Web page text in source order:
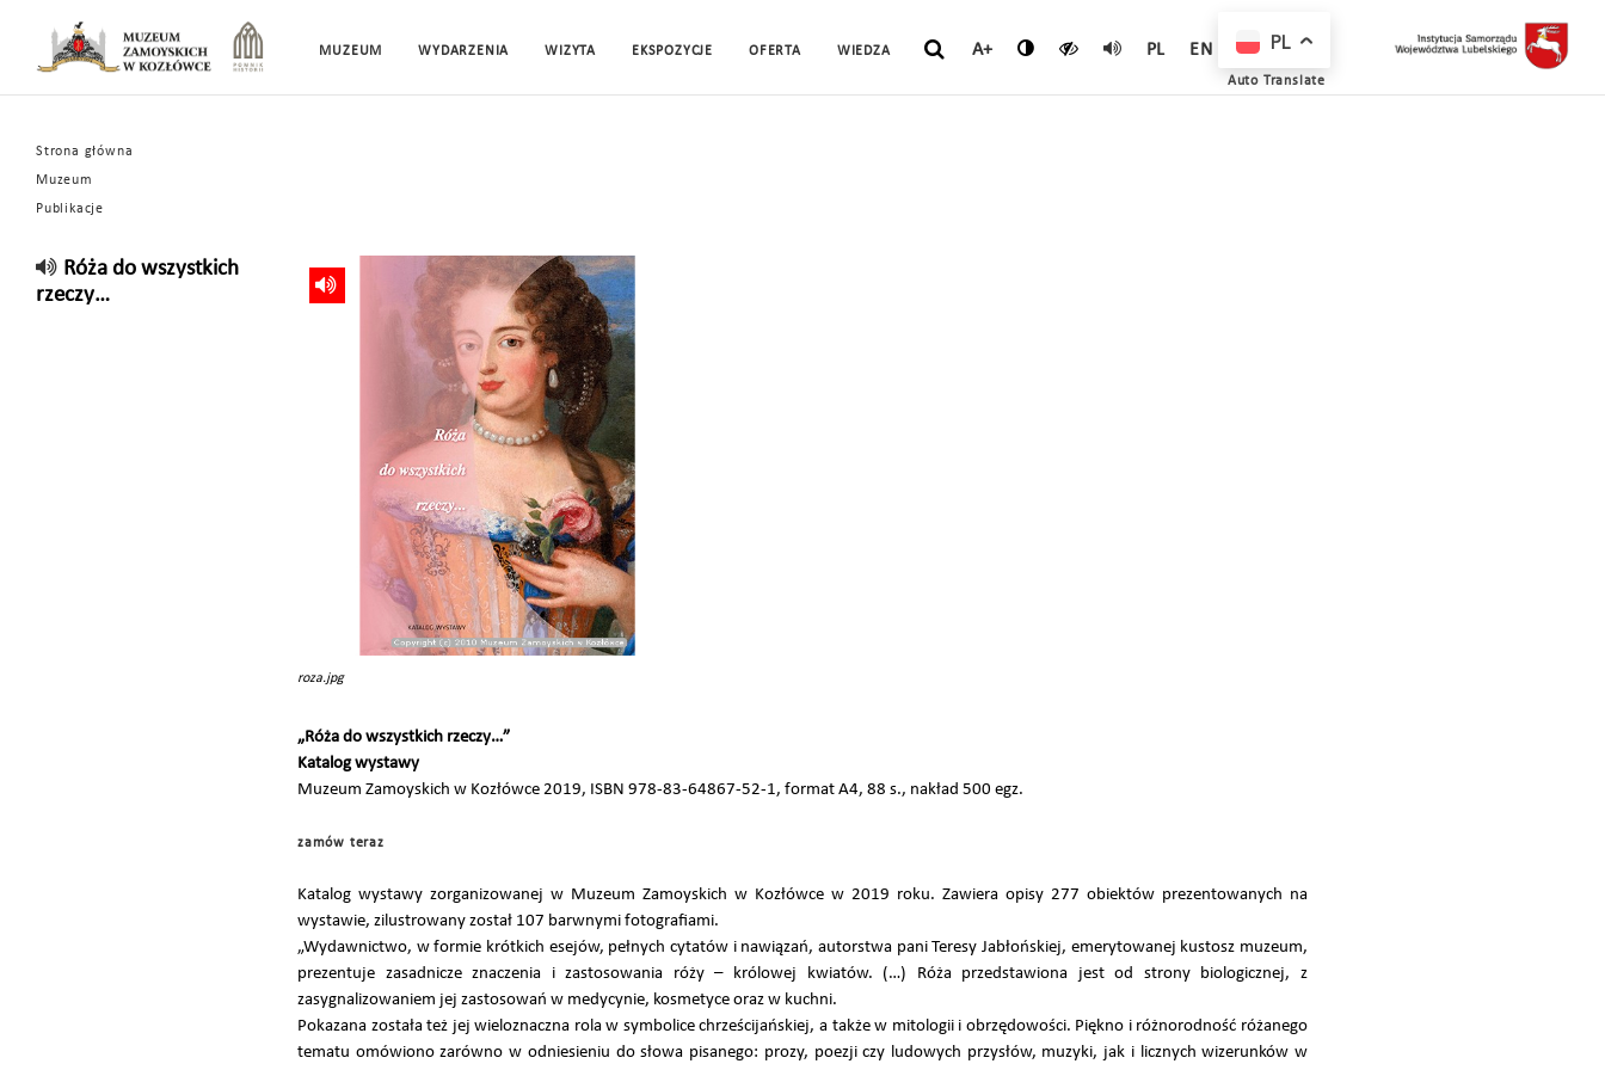
MUZEUM WYDARZENIA WIZYTA EKSPOZYCJE OFERTA WIEDZA A+ PL EN
Strona główna
Muzeum
Publikacje
Róża do wszystkich
rzeczy…
roza.jpg
„Róża do wszystkich rzeczy…”
Katalog wystawy
Muzeum Zamoyskich w Kozłówce 2019, ISBN 978-83-64867-52-1, format A4, 88 s., nakład 500 egz.
zamów teraz
Katalog wystawy zorganizowanej w Muzeum Zamoyskich w Kozłówce w 2019 roku. Zawiera opisy 277 obiektów prezentowanych na
wystawie, zilustrowany został 107 barwnymi fotografiami.
„Wydawnictwo, w formie krótkich esejów, pełnych cytatów i nawiązań, autorstwa pani Teresy Jabłońskiej, emerytowanej kustosz muzeum,
prezentuje zasadnicze znaczenia i zastosowania róży – królowej kwiatów. (…) Róża przedstawiona jest od strony biologicznej, z
zasygnalizowaniem jej zastosowań w medycynie, kosmetyce oraz w kuchni.
Pokazana została też jej wieloznaczna rola w symbolice chrześcijańskiej, a także w mitologii i obrzędowości. Piękno i różnorodność różanego
tematu omówiono zarówno w odniesieniu do słowa pisanego: prozy, poezji czy ludowych przysłów, muzyki, jak i licznych wizerunków w
PL
Auto Translate